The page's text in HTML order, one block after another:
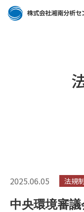
2025.06.05 法規
中央環境審